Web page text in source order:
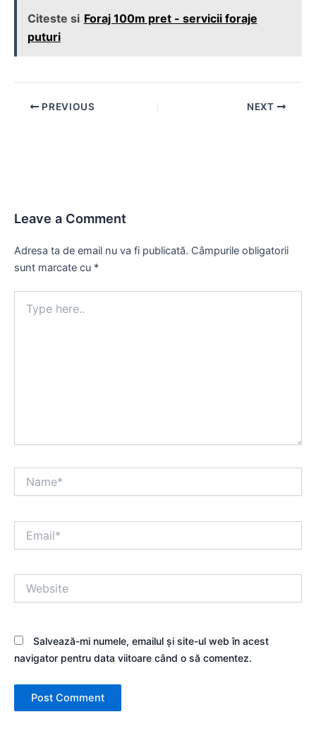
Citeste si Foraj 100m pret - servicii foraje
puturi
Post PREVIOUS NEXT
Leave a Comment
Adresa ta de email nu va fi publicată. Câmpurile obligatorii
sunt marcate cu *
here..
Salvează-mi numele, emailul și site-ul web în acest
navigator pentru data viitoare când o să comentez.